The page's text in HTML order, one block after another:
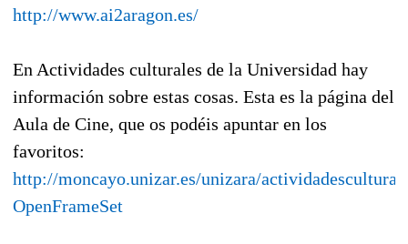
http://www.ai2aragon.es/
En Actividades culturales de la Universidad hay
información sobre estas cosas. Esta es la página del
Aula de Cine, que os podéis apuntar en los
favoritos:
http://moncayo.unizar.es/unizara/
OpenFrameSet